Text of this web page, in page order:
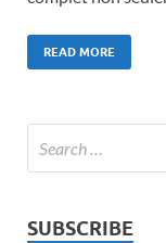
READ MORE
SUBSCRIBE